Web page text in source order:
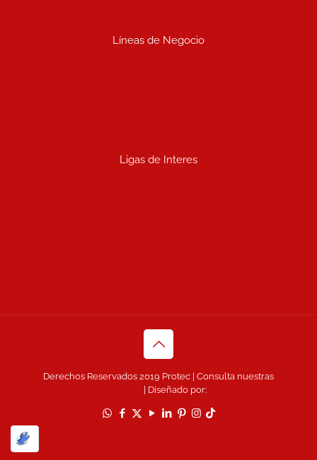
Líneas de Negocio
Ligas de Interes
Derechos Reservados 2019 Protec | Consulta nuestras
| Diseñado por: